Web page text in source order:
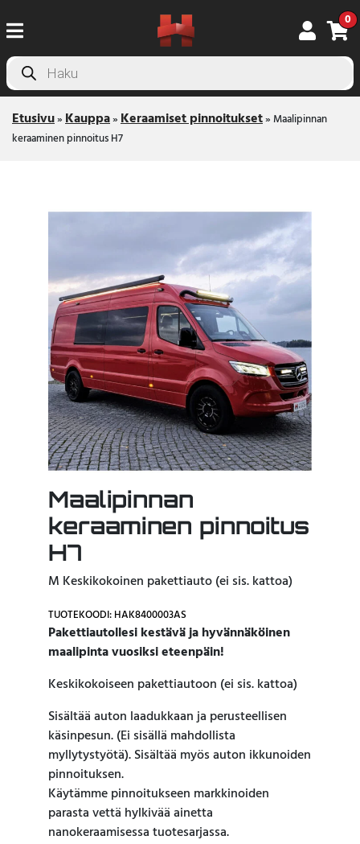
0
Products
search
Etusivu»Kauppa»Keraamiset pinnoitukset»Maalipinnan
keraaminen pinnoitus H7
Maalipinnan
keraaminen pinnoitus
H7
M Keskikokoinen pakettiauto (ei sis. kattoa)
TUOTEKOODI: HAK8400003AS
Pakettiautollesi kestävä ja hyvännäköinen
maalipinta vuosiksi eteenpäin!
Keskikokoiseen pakettiautoon (ei sis. kattoa)
Sisältää auton laadukkaan ja perusteellisen
käsinpesun. (Ei sisällä mahdollista
myllytystyötä). Sisältää myös auton ikkunoiden
pinnoituksen.
Käytämme pinnoitukseen markkinoiden
parasta vettä hylkivää ainetta
nanokeraamisessa tuotesarjassa.